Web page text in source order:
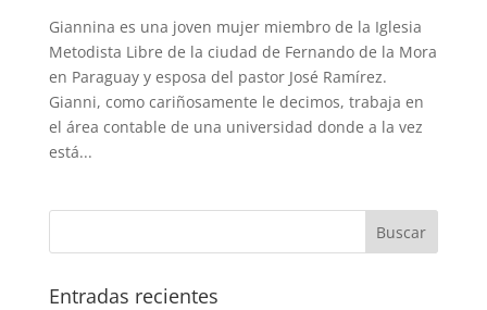
Giannina es una joven mujer miembro de la Iglesia
Metodista Libre de la ciudad de Fernando de la Mora
en Paraguay y esposa del pastor José Ramírez.
Gianni, como cariñosamente le decimos, trabaja en
el área contable de una universidad donde a la vez
está...
Entradas recientes